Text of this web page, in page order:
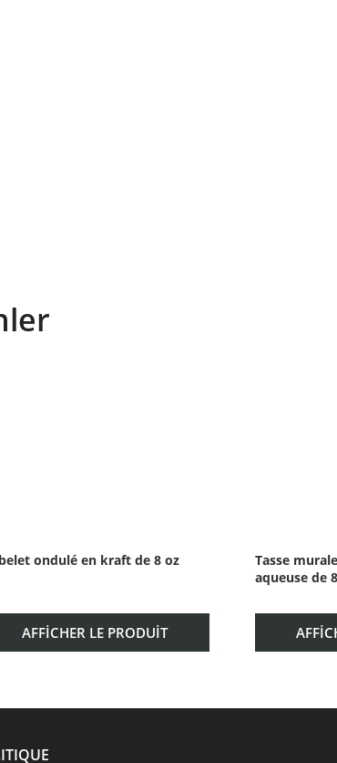
ondulé en kraft de 8 oz
AFFICHER LE PRODUIT
Tasse
aqueuse de